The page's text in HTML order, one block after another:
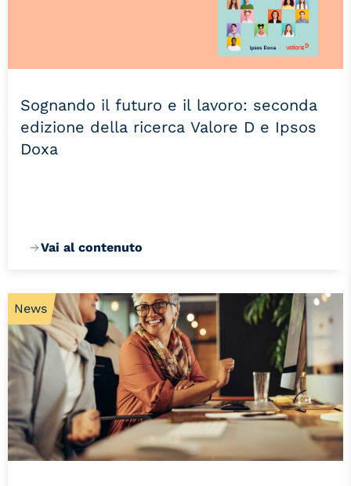
Sognando il futuro e il lavoro: seconda
edizione della ricerca Valore D e Ipsos
Doxa
Vai al contenuto
News